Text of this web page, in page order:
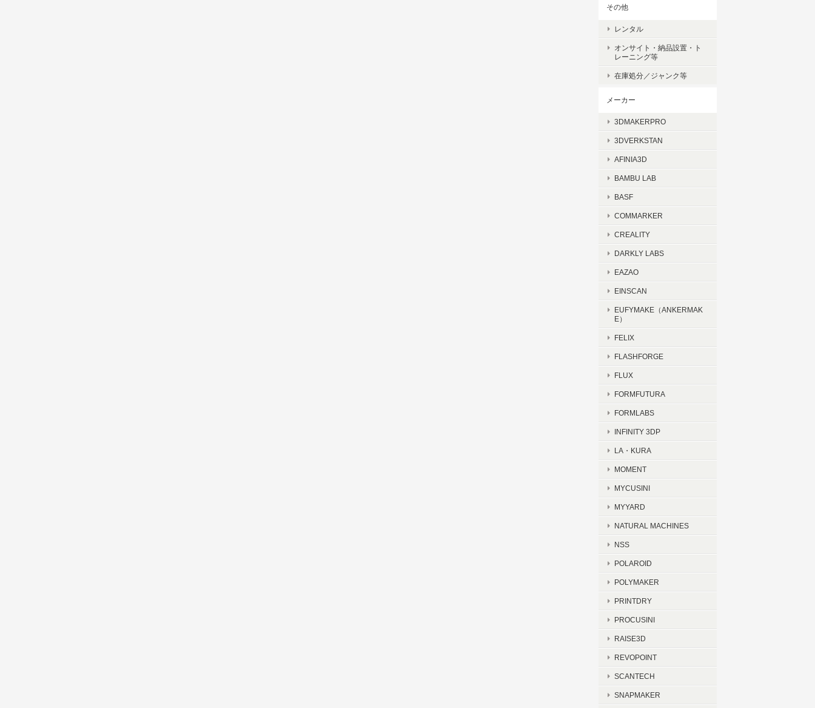
その他
レンタル
オンサイト・納品設置・ト
レーニング等
在庫処分／ジャンク等
メーカー
3DMAKERPRO
3DVERKSTAN
AFINIA3D
BAMBU LAB
BASF
COMMARKER
CREALITY
DARKLY LABS
EAZAO
EINSCAN
EUFYMAKE（ANKERMAK
E）
FELIX
FLASHFORGE
FLUX
FORMFUTURA
FORMLABS
INFINITY 3DP
LA・KURA
MOMENT
MYCUSINI
MYYARD
NATURAL MACHINES
NSS
POLAROID
POLYMAKER
PRINTDRY
PROCUSINI
RAISE3D
REVOPOINT
SCANTECH
SNAPMAKER